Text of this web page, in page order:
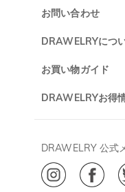
お問い合わせ
DRAWELRYにつ
DRAWELRYにつ
ご利用規約
ご特定商取引法
お買い物ガイド
発送について
ジュエリーお手
Drawelry Blog
DRAWELRYお得
会員・ポイント
DRAWELRY 公式